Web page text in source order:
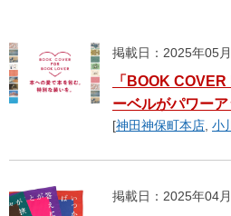
掲載日：2025年05
「BOOK
ーベルがパワー
[神田神保町本店, 小
掲載日：2025年04